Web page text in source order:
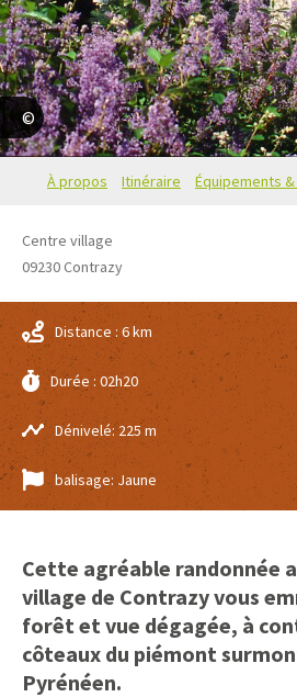
Office de tourisme du Couserans
À propos Itinéraire Équipements
Centre village
09230 Contrazy
Distance : 6 km
Durée : 02h20
Dénivelé: 225 m
balisage: Jaune
Cette agréable randonnée
village de Contrazy vous
forêt et vue dégagée, à
côteaux du piémont
Pyrénéen.